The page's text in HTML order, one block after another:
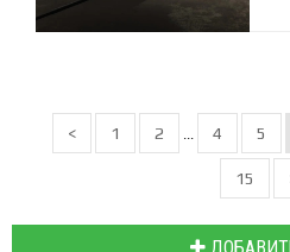
< 1 2 ... 4 5
15